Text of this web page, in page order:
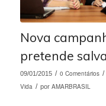
Nova
pretende
09/01/2015 / 0 Comentários /
Vida / por AMARBRASIL